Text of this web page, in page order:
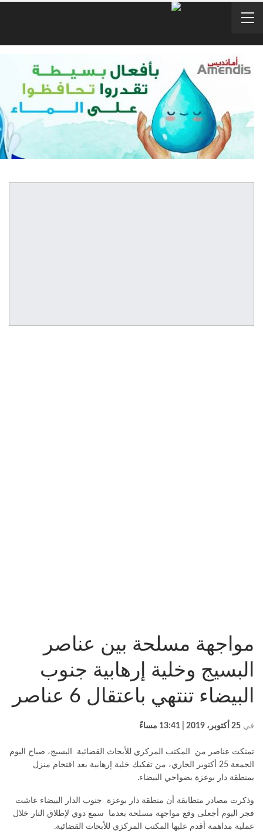
مواجهة مسلحة بين عناصر
البسيج وخلية إرهابية جنوب
البيضاء تنتهي باعتقال 6 عناصر
في 25 أكتوبر، 2019 | 13:41 مساءً
تمنكت عناصر من المكتب المركزي للأبحاث القضائية البسيج، صباح اليوم
الجمعة 25 أكتوبر الجاري، من تفكيك خلية إرهابية بعد اقتحام منزل
بمنطقة دار بوعزة بضواحي البيضاء.
وذكرت مصادر متطابقة أن منطقة دار بوعزة جنوب الدار البيضاء عاشت
فجر اليوم أجعلى وقع مواجهة مسلحة بعدما سمع دوي لإطلاق النار خلال
عملية مداهمة أقدم عليها المكتب المركزي للأبحاث القضائية.